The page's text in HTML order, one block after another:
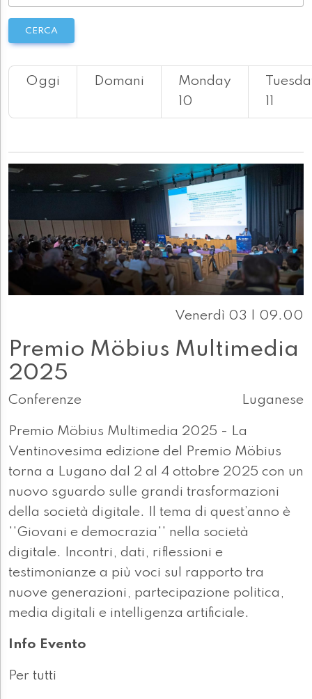
CERCA
Oggi Domani
Monday
10
11
Venerdì 03 | 09.00
Premio Möbius Multimedia
2025
Conferenze Luganese
Premio Möbius Multimedia 2025 - La
Ventinovesima edizione del Premio Möbius
torna a Lugano dal 2 al 4 ottobre 2025 con un
nuovo sguardo sulle grandi trasformazioni
della società digitale. Il tema di quest’anno è
''Giovani e democrazia'' nella società
digitale. Incontri, dati, riflessioni e
testimonianze a più voci sul rapporto tra
nuove generazioni, partecipazione politica,
media digitali e intelligenza artificiale.
Info Evento
Per tutti